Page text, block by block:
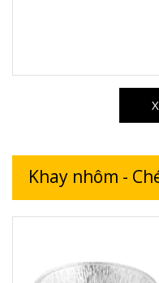
Khay nhôm -